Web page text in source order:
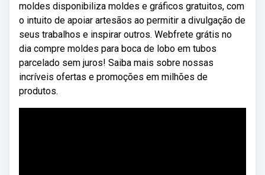
moldes disponibiliza moldes e gráficos gratuitos, com
o intuito de apoiar artesãos ao permitir a divulgação de
seus trabalhos e inspirar outros. Webfrete grátis no
dia compre moldes para boca de lobo em tubos
parcelado sem juros! Saiba mais sobre nossas
incríveis ofertas e promoções em milhões de
produtos.